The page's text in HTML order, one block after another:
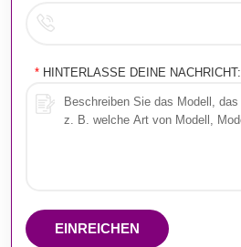
* HINTERLASSE DEINE NACHRICHT:
EINREICHEN